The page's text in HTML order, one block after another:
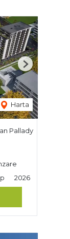
Harta
Next
Pallady
2026